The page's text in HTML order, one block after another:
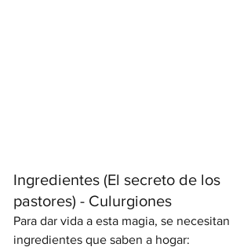
Ingredientes (El secreto de los
pastores) - Culurgiones
Para dar vida a esta magia, se necesitan
ingredientes que saben a hogar: